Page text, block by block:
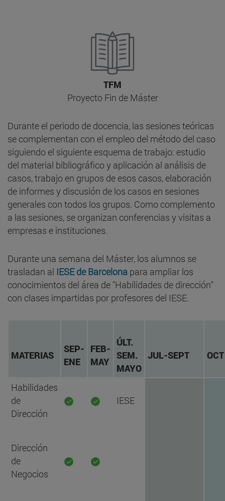
TFM
Proyecto Fin de Máster
Durante el periodo de docencia, las sesiones teóricas
se complementan con el empleo del método del caso
siguiendo el siguiente esquema de trabajo: estudio
del material bibliográfico y aplicación al análisis de
casos, trabajo en grupos de esos casos, elaboración
de informes y discusión de los casos en sesiones
generales con todos los grupos. Como complemento
a las sesiones, se organizan conferencias y visitas a
empresas e instituciones.
Durante una semana del Máster, los alumnos se
trasladan al IESE de Barcelona para ampliar los
conocimientos del área de "Habilidades de dirección"
con clases impartidas por profesores del IESE.
MATERIAS
SEP-
ENE
FEB-
MAY
ÚLT.
SEM.
MAYO
JUL-SEPT OCT
Habilidades
de
Dirección
IESE
Dirección
de
Negocios